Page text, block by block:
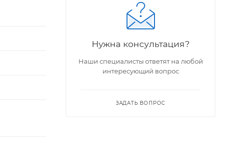
Нужна консультация?
Наши специалисты ответят на любой
интересующий вопрос
ЗАДАТЬ ВОПРОС